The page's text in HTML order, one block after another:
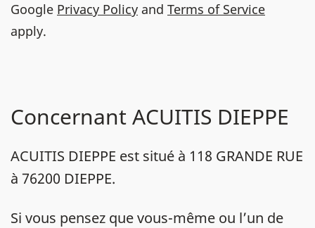
Google Privacy Policy and Terms of Service
apply.
Concernant ACUITIS DIEPPE
ACUITIS DIEPPE est situé à 118 GRANDE RUE
à 76200 DIEPPE.
Si vous pensez que vous-même ou l’un de